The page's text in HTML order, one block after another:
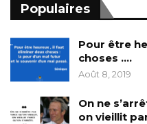
Populaires
Pour être
choses ….
Août 8, 2019
On ne
on vieillit